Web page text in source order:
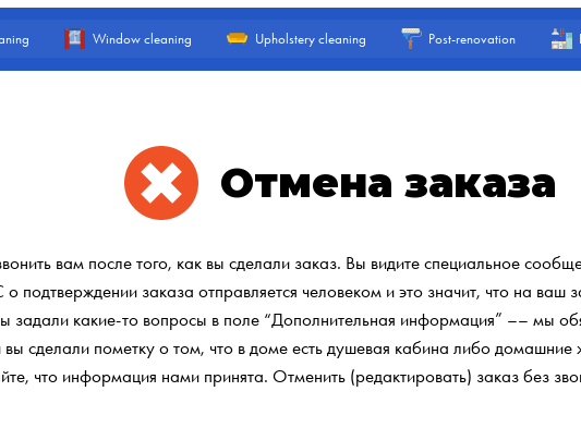
Window cleaning Upholstery cleaning Post-renovation
Отмена заказа
вам после того, как вы сделали заказ. Вы видите специальное
подтверждении заказа отправляется человеком и это значит, что на ваш
задали какие-то вопросы в поле “Дополнительная информация” –– мы
сделали пометку о том, что в доме есть душевая кабина либо
что информация нами принята. Отменить (редактировать) заказ без